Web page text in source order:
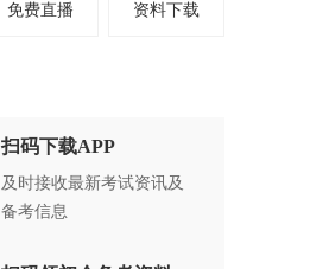
免费直播 资料下载
扫码下载APP
及时接收最新考试资讯及
备考信息